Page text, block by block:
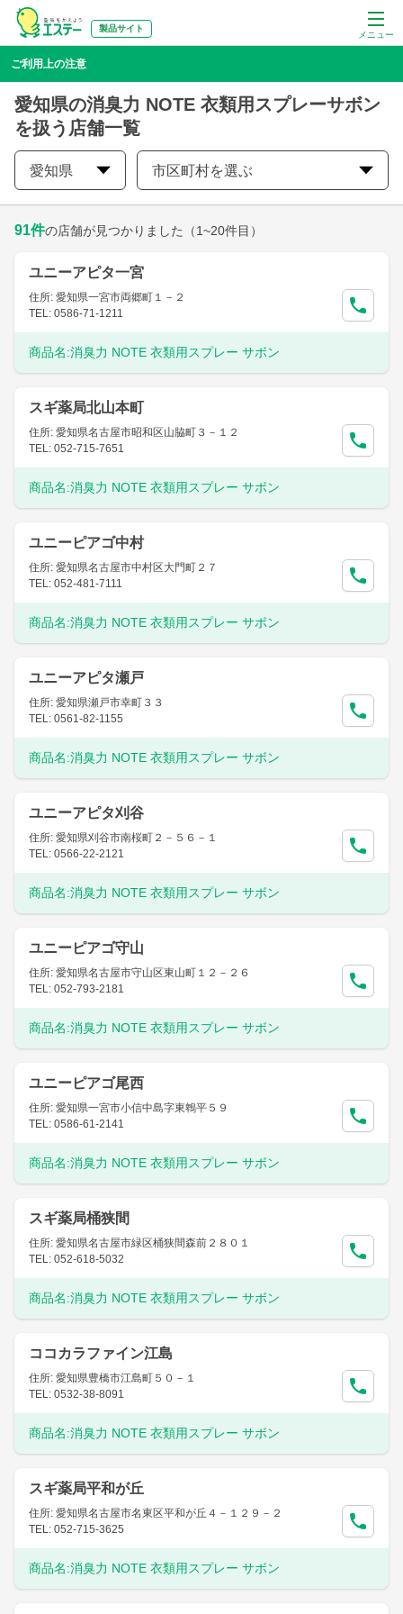
メニュー
製品サイト
ご利用上の注意
愛知県の消臭力 NOTE 衣類用スプレーサボン
を扱う店舗一覧
愛知県 市区町村を選ぶ
91件の店舗が見つかりました （1~20件目）
ユニーアピタ一宮
住所: 愛知県一宮市両郷町１－２
TEL: 0586-71-1211
商品名:消臭力 NOTE 衣類用スプレー サボン
スギ薬局北山本町
住所: 愛知県名古屋市昭和区山脇町３－１２
TEL: 052-715-7651
商品名:消臭力 NOTE 衣類用スプレー サボン
ユニーピアゴ中村
住所: 愛知県名古屋市中村区大門町２７
TEL: 052-481-7111
商品名:消臭力 NOTE 衣類用スプレー サボン
ユニーアピタ瀬戸
住所: 愛知県瀬戸市幸町３３
TEL: 0561-82-1155
商品名:消臭力 NOTE 衣類用スプレー サボン
ユニーアピタ刈谷
住所: 愛知県刈谷市南桜町２－５６－１
TEL: 0566-22-2121
商品名:消臭力 NOTE 衣類用スプレー サボン
ユニーピアゴ守山
住所: 愛知県名古屋市守山区東山町１２－２６
TEL: 052-793-2181
商品名:消臭力 NOTE 衣類用スプレー サボン
ユニーピアゴ尾西
住所: 愛知県一宮市小信中島字東鵯平５９
TEL: 0586-61-2141
商品名:消臭力 NOTE 衣類用スプレー サボン
スギ薬局桶狭間
住所: 愛知県名古屋市緑区桶狭間森前２８０１
TEL: 052-618-5032
商品名:消臭力 NOTE 衣類用スプレー サボン
ココカラファイン江島
住所: 愛知県豊橋市江島町５０－１
TEL: 0532-38-8091
商品名:消臭力 NOTE 衣類用スプレー サボン
スギ薬局平和が丘
住所: 愛知県名古屋市名東区平和が丘４－１２９－２
TEL: 052-715-3625
商品名:消臭力 NOTE 衣類用スプレー サボン